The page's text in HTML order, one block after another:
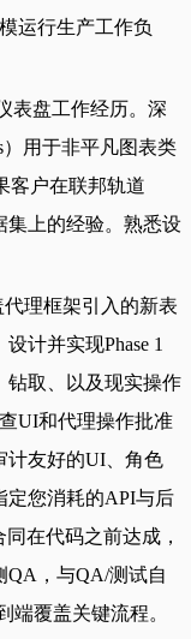
运行生产工作负
表盘工作经历。深
）用于非平凡图表类
户在联邦轨道
集上的经验。熟悉设
理框架引入的新表
计并实现Phase 1
钻取、以及现实操作
UI和代理操作批准
计友好的UI、角色
定您消耗的API与后
在代码之前达成，
QA，与QA/测试自
端覆盖关键流程。